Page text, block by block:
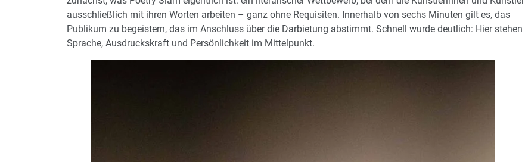
ausschließlich mit ihren Worten arbeiten – ganz ohne Requisiten. Innerhalb von sechs Minuten gilt es, das
Publikum zu begeistern, das im Anschluss über die Darbietung abstimmt. Schnell wurde deutlich: Hier stehen
Sprache, Ausdruckskraft und Persönlichkeit im Mittelpunkt.